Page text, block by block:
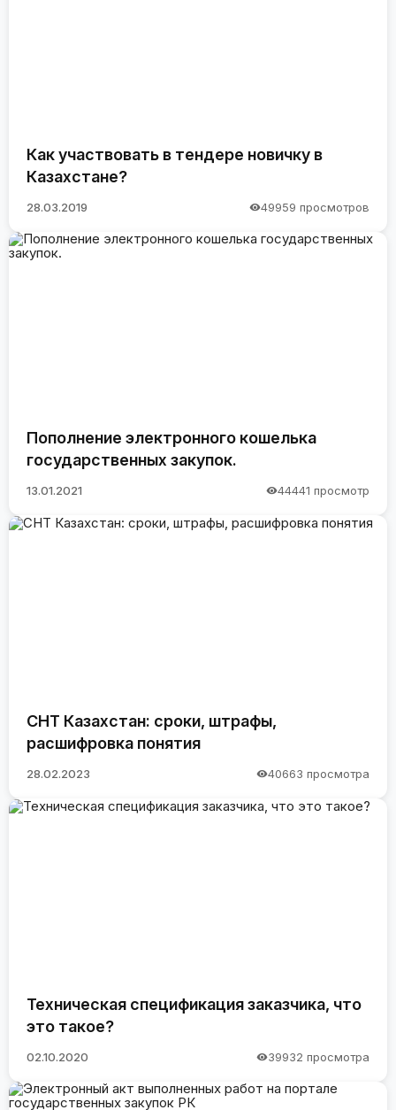
Как участвовать в тендере новичку в
Казахстане?
28.03.2019 49959 просмотров
Пополнение электронного кошелька
государственных закупок.
13.01.2021 44441 просмотр
СНТ Казахстан: сроки, штрафы,
расшифровка понятия
28.02.2023 40663 просмотра
Техническая спецификация заказчика, что
это такое?
02.10.2020 39932 просмотра